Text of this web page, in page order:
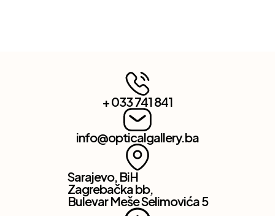
+ 033 741 841
info@opticalgallery.ba
Sarajevo, BiH
Zagrebačka bb,
Bulevar Meše Selimovića 5